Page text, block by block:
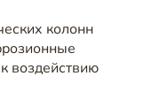
колонн
воздействию